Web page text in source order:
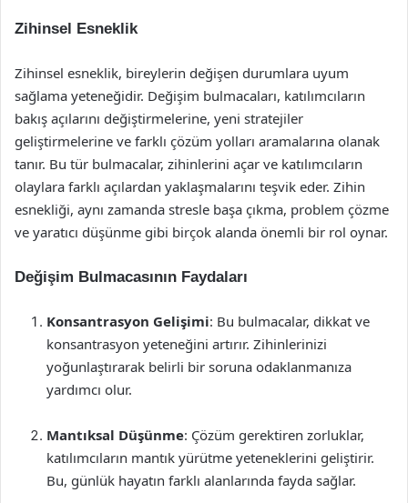
Zihinsel Esneklik
Zihinsel esneklik, bireylerin değişen durumlara uyum
sağlama yeteneğidir. Değişim bulmacaları, katılımcıların
bakış açılarını değiştirmelerine, yeni stratejiler
geliştirmelerine ve farklı çözüm yolları aramalarına olanak
tanır. Bu tür bulmacalar, zihinlerini açar ve katılımcıların
olaylara farklı açılardan yaklaşmalarını teşvik eder. Zihin
esnekliği, aynı zamanda stresle başa çıkma, problem çözme
ve yaratıcı düşünme gibi birçok alanda önemli bir rol oynar.
Değişim Bulmacasının Faydaları
Konsantrasyon Gelişimi: Bu bulmacalar, dikkat ve
konsantrasyon yeteneğini artırır. Zihinlerinizi
yoğunlaştırarak belirli bir soruna odaklanmanıza
yardımcı olur.
Mantıksal Düşünme: Çözüm gerektiren zorluklar,
katılımcıların mantık yürütme yeteneklerini geliştirir.
Bu, günlük hayatın farklı alanlarında fayda sağlar.